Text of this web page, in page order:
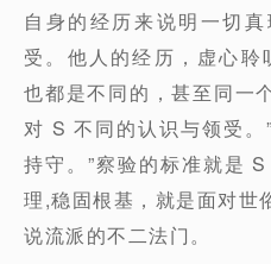
自身的经历来说明一切
受。他人的经历，虚心
也都是不同的，甚至同一
对 S 不同的认识与领受
持守。”察验的标准就是
理,稳固根基，就是面对世
说流派的不二法门。